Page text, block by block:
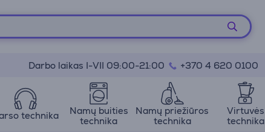
Darbo laikas I-VII 09:00-21:00 +370 4 620 0100
technika
Namų buities
technika
Namų priežiūros
technika
Virtuvės
technika